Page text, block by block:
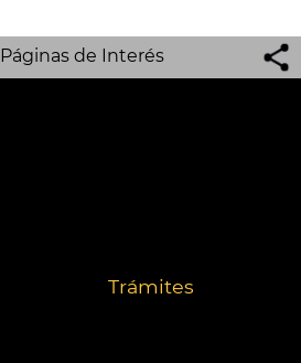
Páginas de Interés
Trámites